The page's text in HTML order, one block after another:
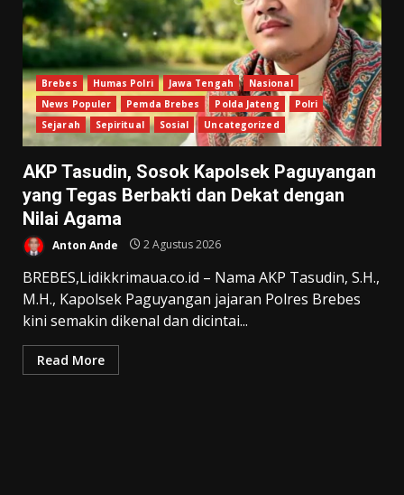
Brebes Humas Polri Jawa Tengah
Nasional
News Populer
Pemda Brebes Polda Jateng
Polri
Sejarah
Sepiritual Sosial Uncategorized
AKP Tasudin, Sosok Kapolsek Paguyangan
yang Tegas Berbakti dan Dekat dengan
Nilai Agama
Anton Ande 2 Agustus 2026
BREBES,Lidikkrimaua.co.id – Nama AKP Tasudin, S.H.,
M.H., Kapolsek Paguyangan jajaran Polres Brebes
kini semakin dikenal dan dicintai...
Read More